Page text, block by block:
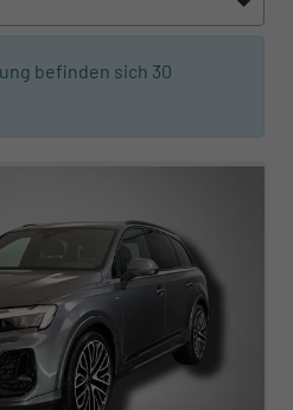
befinden sich 30